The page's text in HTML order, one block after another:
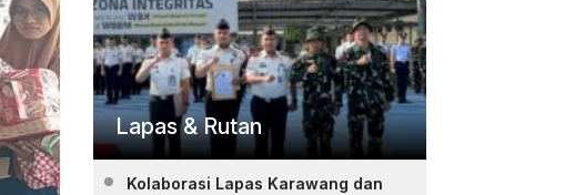
Lapas & Rutan
Kolaborasi Lapas Karawang dan